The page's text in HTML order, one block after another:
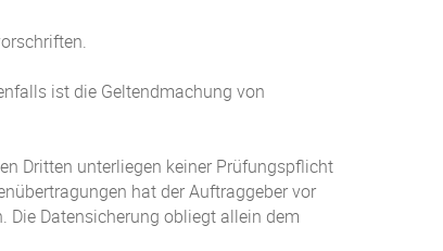
ist die Geltendmachung von
Dritten unterliegen keiner Prüfungspflicht
hat der Auftraggeber vor
Die Datensicherung obliegt allein dem